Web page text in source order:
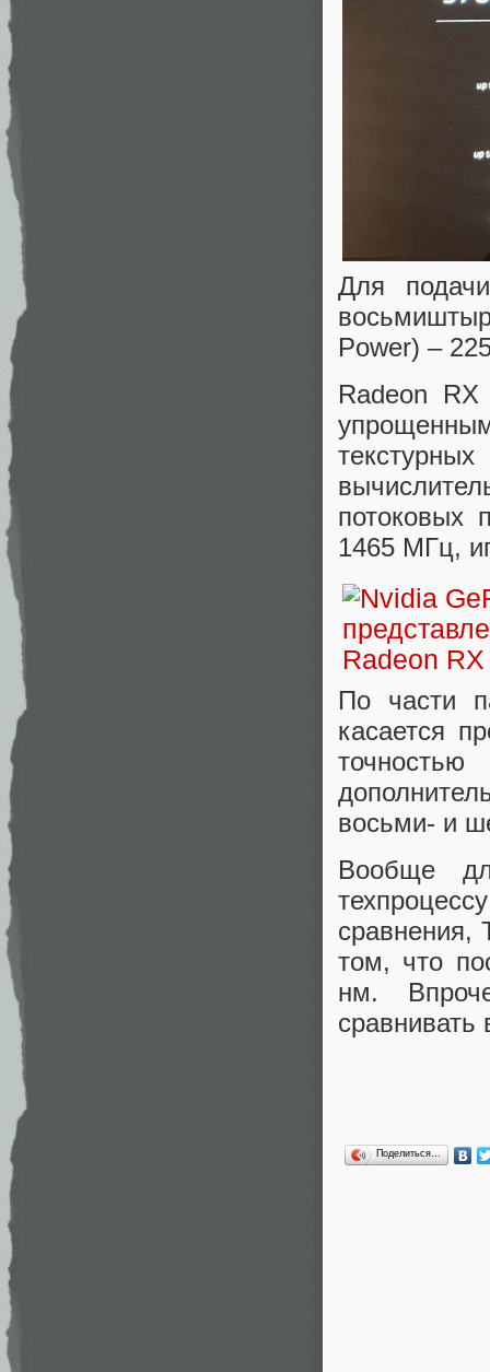
Для
Power) –
Radeon
потоковых
1465 МГц,
По части
касается
восьми- и
Вообще
сравнения,
том, что
нм.
Поделиться…